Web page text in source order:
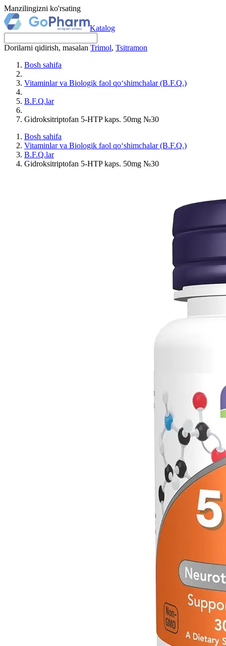
Manzilingizni ko'rsating
Katalog
Dorilarni qidirish, masalan Trimol, Tsitramon
Bosh sahifa
Vitaminlar va Biologik faol qo‘shimchalar (B.F.Q.)
B.F.Q.lar
Gidroksitriptofan 5-HTP kaps. 50mg №30
Bosh sahifa
Vitaminlar va Biologik faol qo‘shimchalar (B.F.Q.)
B.F.Q.lar
Gidroksitriptofan 5-HTP kaps. 50mg №30